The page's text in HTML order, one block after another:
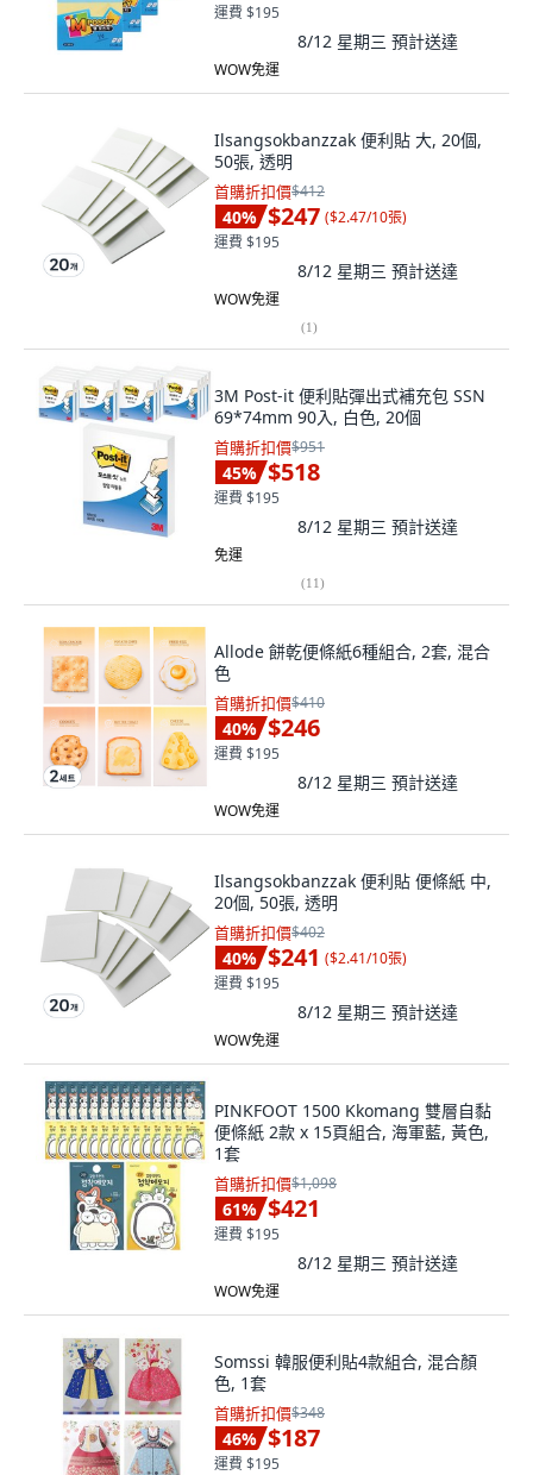
運費 $195
8/12 星期三 預計送達
WOW免運
Ilsangsokbanzzak 便利貼 大, 20個,
50張, 透明
首購折扣價$412
40% $247 ($2.47/10張)
運費 $195
8/12 星期三 預計送達
WOW免運
(1)
3M Post-it 便利貼彈出式補充包 SSN
69*74mm 90入, 白色, 20個
首購折扣價$951
45% $518
運費 $195
8/12 星期三 預計送達
免運
(11)
Allode 餅乾便條紙6種組合, 2套, 混合
色
首購折扣價$410
40% $246
運費 $195
8/12 星期三 預計送達
WOW免運
Ilsangsokbanzzak 便利貼 便條紙 中,
20個, 50張, 透明
首購折扣價$402
40% $241 ($2.41/10張)
運費 $195
8/12 星期三 預計送達
WOW免運
PINKFOOT 1500 Kkomang 雙層自黏
便條紙 2款 x 15頁組合, 海軍藍, 黃色,
1套
首購折扣價$1,098
61% $421
運費 $195
8/12 星期三 預計送達
WOW免運
Somssi 韓服便利貼4款組合, 混合顏
色, 1套
首購折扣價$348
46% $187
運費 $195